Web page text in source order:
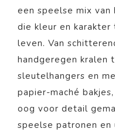
een speelse mix van
die kleur en
leven. Van
handgeregen kralen
sleutelhangers en
papier-maché
oog voor detail
speelse patronen en